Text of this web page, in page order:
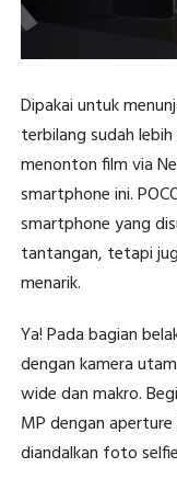
Dipakai untuk
terbilang sudah
menonton film via
smartphone ini.
smartphone yang
tantangan, tetapi
menarik.
Ya! Pada bagian
dengan kamera
wide dan makro.
MP dengan
diandalkan foto